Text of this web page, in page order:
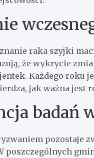
raka szyjki
że wykrycie
Każdego roku
jak ważna jest
badań
pozostaje
poszczególnych